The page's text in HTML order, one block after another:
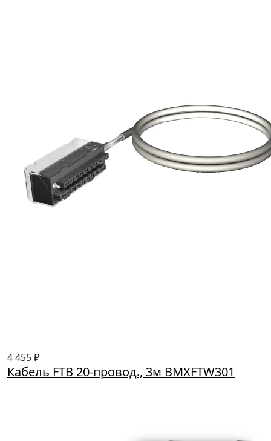
4 455 ₽
Кабель FTB 20-провод., 3м BMXFTW301